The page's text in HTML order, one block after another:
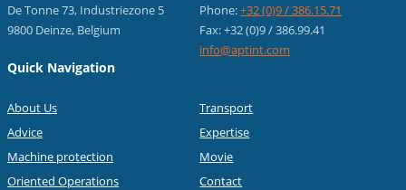
De Tonne 73, Industriezone 5
9800 Deinze, Belgium
Phone:+32 (0)9 / 386.15.71
Fax: +32 (0)9 / 386.99.41
info@aptint.com
Quick Navigation
About Us
Advice
Machine protection
Oriented Operations
Transport
Expertise
Movie
Contact